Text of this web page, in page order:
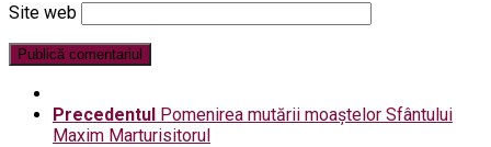
Site web
Precedentul Pomenirea mutării moaștelor Sfântului
Maxim Marturisitorul